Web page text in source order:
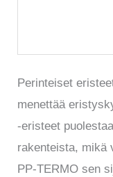
Perinteiset
menettää
-eristeet
rakenteista, mikä
PP-TERMO sen